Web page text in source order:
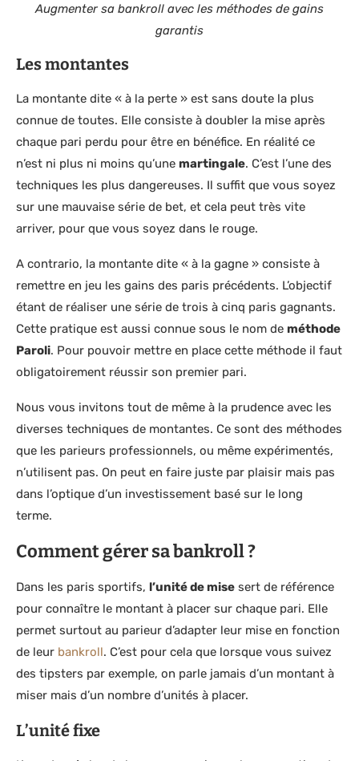
Augmenter sa bankroll avec les méthodes de gains
garantis
Les montantes
La montante dite « à la perte » est sans doute la plus
connue de toutes. Elle consiste à doubler la mise après
chaque pari perdu pour être en bénéfice. En réalité ce
n’est ni plus ni moins qu’une martingale. C’est l’une des
techniques les plus dangereuses. Il suffit que vous soyez
sur une mauvaise série de bet, et cela peut très vite
arriver, pour que vous soyez dans le rouge.
A contrario, la montante dite « à la gagne » consiste à
remettre en jeu les gains des paris précédents. L’objectif
étant de réaliser une série de trois à cinq paris gagnants.
Cette pratique est aussi connue sous le nom de méthode
Paroli. Pour pouvoir mettre en place cette méthode il faut
obligatoirement réussir son premier pari.
Nous vous invitons tout de même à la prudence avec les
diverses techniques de montantes. Ce sont des méthodes
que les parieurs professionnels, ou même expérimentés,
n’utilisent pas. On peut en faire juste par plaisir mais pas
dans l’optique d’un investissement basé sur le long
terme.
Comment gérer sa bankroll ?
Dans les paris sportifs, l’unité de mise sert de référence
pour connaître le montant à placer sur chaque pari. Elle
permet surtout au parieur d’adapter leur mise en fonction
de leur bankroll. C’est pour cela que lorsque vous suivez
des tipsters par exemple, on parle jamais d’un montant à
miser mais d’un nombre d’unités à placer.
L’unité fixe